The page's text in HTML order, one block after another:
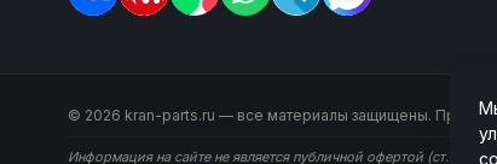
© 2026 kran-parts.ru — все материалы защищены. При
Информация на сайте не является публичной офертой (ст. 437